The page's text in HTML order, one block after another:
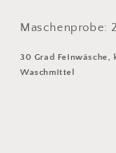
Maschenprobe:
30 Grad Feinwäsche,
Waschmittel